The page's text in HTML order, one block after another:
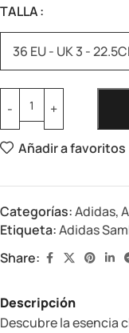
TALLA
Añadir a favoritos
Categorías:Adidas,
Etiqueta:Adidas
Share:
Descripción
Descubre la esencia